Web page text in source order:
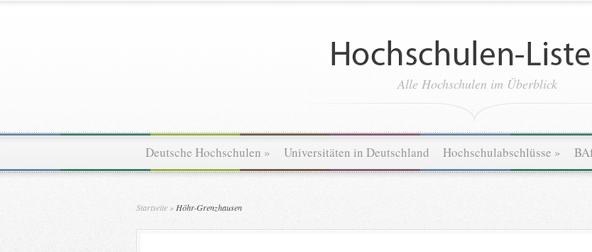
Alle Hochschulen im Überblick
Deutsche Hochschulen » Universitäten in Deutschland Hochschulabschlüsse »
Startseite » Höhr-Grenzhausen